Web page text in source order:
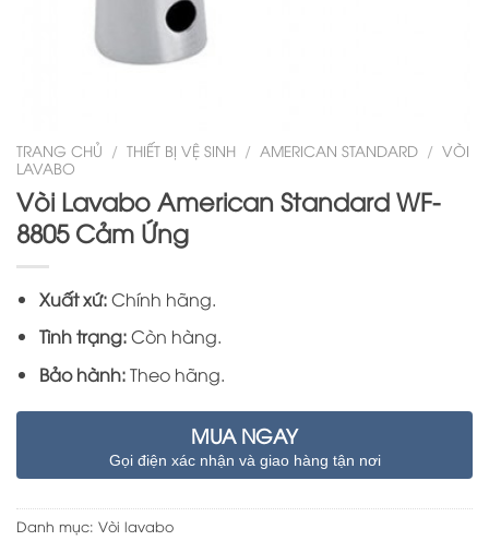
TRANG CHỦ / THIẾT BỊ VỆ SINH / AMERICAN STANDARD / VÒI
LAVABO
Vòi Lavabo American Standard WF-
8805 Cảm Ứng
Xuất xứ:Chính hãng.
Tình trạng:Còn hàng.
Bảo hành:Theo hãng.
MUA NGAY
Gọi điện xác nhận và giao hàng tận nơi
Danh mục: Vòi lavabo